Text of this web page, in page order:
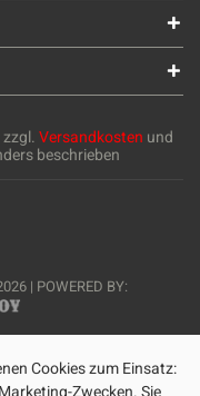
Versandkosten und
beschrieben
| POWERED BY:
Cookies zum Einsatz: